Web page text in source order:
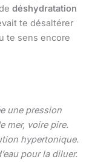
déshydratation
te désaltérer
te sens encore
une pression
mer, voire pire.
hypertonique.
pour la diluer.